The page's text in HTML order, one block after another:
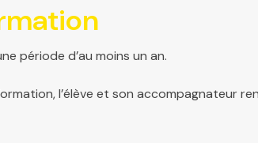
période d’au moins un an.
l’élève et son accompagnateur